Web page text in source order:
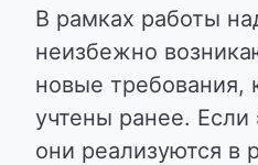
В рамках работы
неизбежно
новые требования,
учтены ранее.
они реализуются в